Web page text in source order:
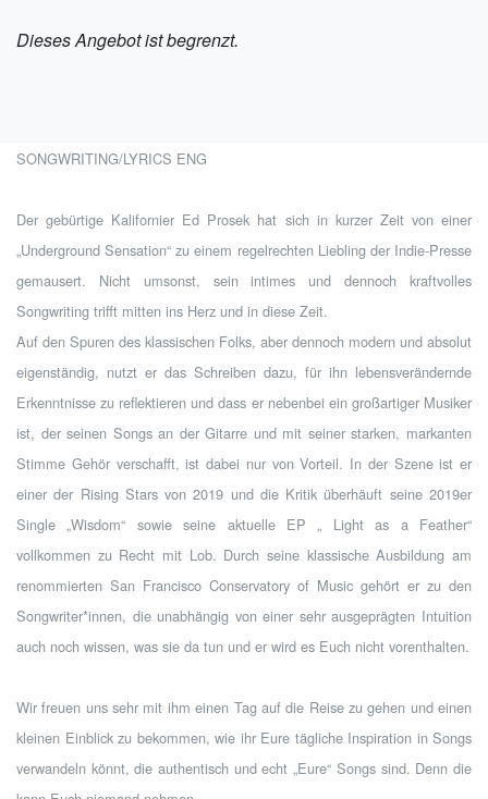
Dieses Angebot ist begrenzt.
SONGWRITING/LYRICS ENG
Der gebürtige Kalifornier Ed Prosek hat sich in kurzer Zeit von einer
„Underground Sensation“ zu einem regelrechten Liebling der Indie-Presse
gemausert. Nicht umsonst, sein intimes und dennoch kraftvolles
Songwriting trifft mitten ins Herz und in diese Zeit.
Auf den Spuren des klassischen Folks, aber dennoch modern und absolut
eigenständig, nutzt er das Schreiben dazu, für ihn lebensverändernde
Erkenntnisse zu reflektieren und dass er nebenbei ein großartiger Musiker
ist, der seinen Songs an der Gitarre und mit seiner starken, markanten
Stimme Gehör verschafft, ist dabei nur von Vorteil. In der Szene ist er
einer der Rising Stars von 2019 und die Kritik überhäuft seine 2019er
Single „Wisdom“ sowie seine aktuelle EP „ Light as a Feather“
vollkommen zu Recht mit Lob. Durch seine klassische Ausbildung am
renommierten San Francisco Conservatory of Music gehört er zu den
Songwriter*innen, die unabhängig von einer sehr ausgeprägten Intuition
auch noch wissen, was sie da tun und er wird es Euch nicht vorenthalten.
Wir freuen uns sehr mit ihm einen Tag auf die Reise zu gehen und einen
kleinen Einblick zu bekommen, wie ihr Eure tägliche Inspiration in Songs
verwandeln könnt, die authentisch und echt „Eure“ Songs sind. Denn die